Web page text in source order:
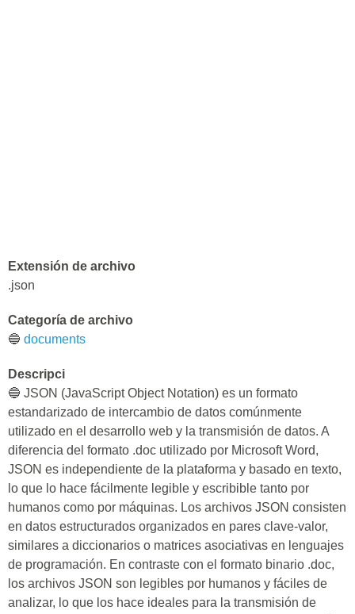
Extensión de archivo
.json
Categoría de archivo
🔵 documents
Descripci
🔵 JSON (JavaScript Object Notation) es un formato
estandarizado de intercambio de datos comúnmente
utilizado en el desarrollo web y la transmisión de datos. A
diferencia del formato .doc utilizado por Microsoft Word,
JSON es independiente de la plataforma y basado en texto,
lo que lo hace fácilmente legible y escribible tanto por
humanos como por máquinas. Los archivos JSON consisten
en datos estructurados organizados en pares clave-valor,
similares a diccionarios o matrices asociativas en lenguajes
de programación. En contraste con el formato binario .doc,
los archivos JSON son legibles por humanos y fáciles de
analizar, lo que los hace ideales para la transmisión de